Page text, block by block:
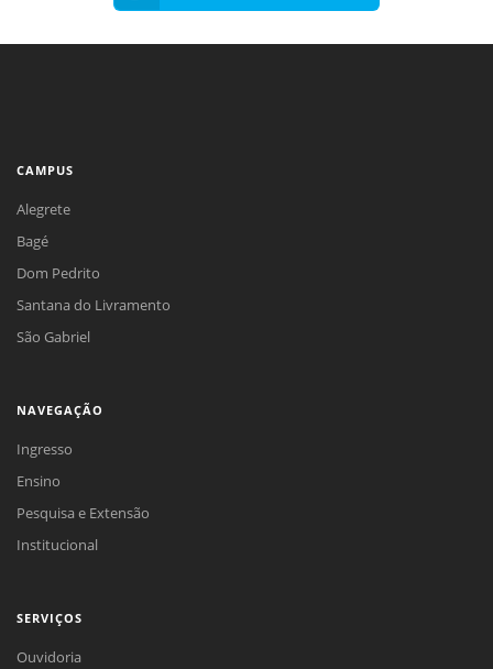
CAMPUS
Alegrete
Bagé
Dom Pedrito
Santana do Livramento
São Gabriel
NAVEGAÇÃO
Ingresso
Ensino
Pesquisa e Extensão
Institucional
SERVIÇOS
Ouvidoria